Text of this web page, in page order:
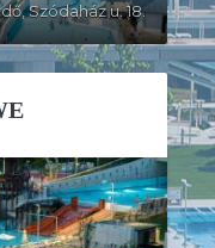
Szódaház u. 18.